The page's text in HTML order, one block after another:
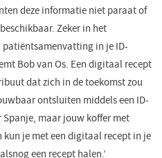
deze informatie niet paraat of
Zeker in het
in je ID-
Bob van Os. Een digitaal recept
dat zich in de toekomst zou
ontsluiten middels een ID-
Spanje, maar jouw koffer met
je met een digitaal recept in je
een recept halen.’